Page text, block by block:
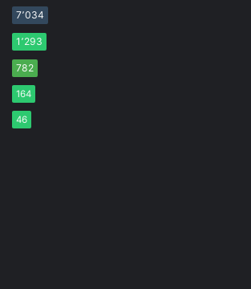
7٬034
1٬293
782
164
46